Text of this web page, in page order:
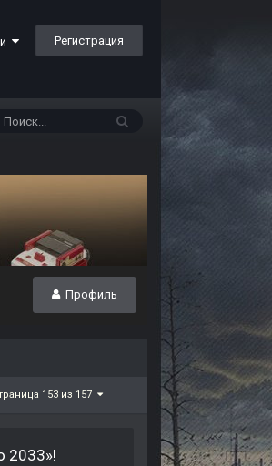
Регистрация
Профиль
153 из 157
2033»!